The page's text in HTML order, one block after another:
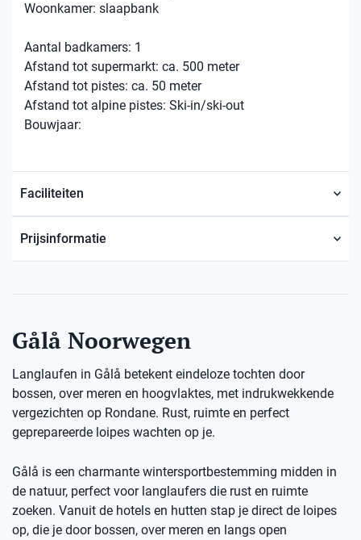
Woonkamer: slaapbank
Aantal badkamers: 1
Afstand tot supermarkt: ca. 500 meter
Afstand tot pistes: ca. 50 meter
Afstand tot alpine pistes: Ski-in/ski-out
Bouwjaar:
Faciliteiten
Prijsinformatie
Gålå Noorwegen
Langlaufen in Gålå betekent eindeloze tochten door
bossen, over meren en hoogvlaktes, met indrukwekkende
vergezichten op Rondane. Rust, ruimte en perfect
geprepareerde loipes wachten op je.
Gålå is een charmante wintersportbestemming midden in
de natuur, perfect voor langlaufers die rust en ruimte
zoeken. Vanuit de hotels en hutten stap je direct de loipes
op, die je door bossen, over meren en langs open